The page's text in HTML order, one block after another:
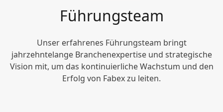
Führungsteam
Unser erfahrenes Führungsteam bringt
jahrzehntelange Branchenexpertise und strategische
Vision mit, um das kontinuierliche Wachstum und den
Erfolg von Fabex zu leiten.